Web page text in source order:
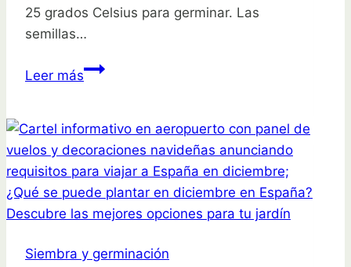
25 grados Celsius para germinar. Las
semillas…
Leer másConoce
ideal
de
siembra
para
tus
guía
Siembra y germinación